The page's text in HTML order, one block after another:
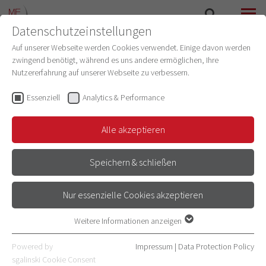
ETHICS COMMITTEE
MEETING DATES
MEETING DATES 2025
Datenschutzeinstellungen
Auf unserer Webseite werden Cookies verwendet. Einige davon werden
zwingend benötigt, während es uns andere ermöglichen, Ihre
Nutzererfahrung auf unserer Webseite zu verbessern.
Essenziell Analytics & Performance
Alle akzeptieren
Speichern & schließen
Nur essenzielle Cookies akzeptieren
Essenzielle Cookies werden für grundlegende Funktionen der
Webseite benötigt. Dadurch ist gewährleistet, dass die Webseite
Weitere Informationen anzeigen
Powered by
sgalinski Cookie Consent
Impressum | Data Protection Policy